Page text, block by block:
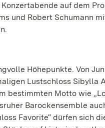
auf dem
und Robert Schumann
Höhepunkte. Von
Lustschloss Sibylla
bestimmten Motto wie
Barockensemble
Favorite“ dürfen sich